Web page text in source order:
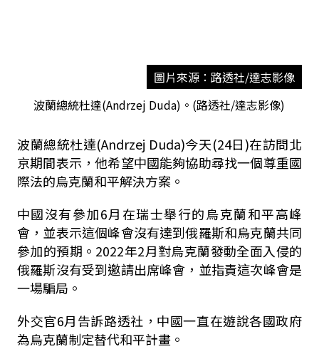
圖片來源：路透社/達志影像
波蘭總統杜達(Andrzej Duda)。(路透社/達志影像)
波蘭總統杜達(Andrzej Duda)今天(24日)在訪問北
京期間表示，他希望中國能夠協助尋找一個尊重國
際法的烏克蘭和平解決方案。
中國沒有參加6月在瑞士舉行的烏克蘭和平高峰
會，並表示這個峰會沒有達到俄羅斯和烏克蘭共同
參加的預期。2022年2月對烏克蘭發動全面入侵的
俄羅斯沒有受到邀請出席峰會，並指責這次峰會是
一場騙局。
外交官6月告訴路透社，中國一直在遊說各國政府
為烏克蘭制定替代和平計畫。